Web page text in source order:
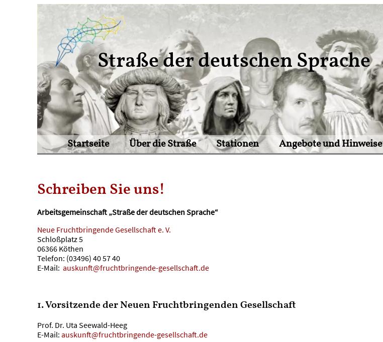
Straße der deutschen Sprache
Startseite Über die Straße Stationen Angebote und Hinweise
Schreiben Sie uns!
Arbeitsgemeinschaft „Straße der deutschen Sprache“
Neue Fruchtbringende Gesellschaft e. V.
Schloßplatz 5
06366 Köthen
Telefon: (03496) 40 57 40
E-Mail:auskunft@fruchtbringende-gesellschaft.de
1. Vorsitzende der Neuen Fruchtbringenden Gesellschaft
Prof. Dr. Uta Seewald-Heeg
E-Mail:auskunft@fruchtbringende-gesellschaft.de